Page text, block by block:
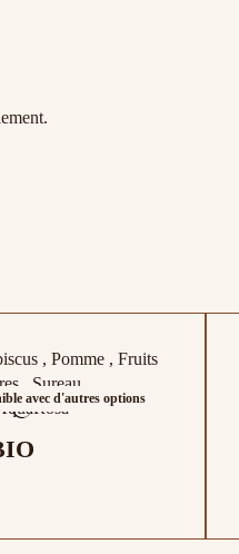
, Pomme , Fruits
, Sureau
avec d'autres options